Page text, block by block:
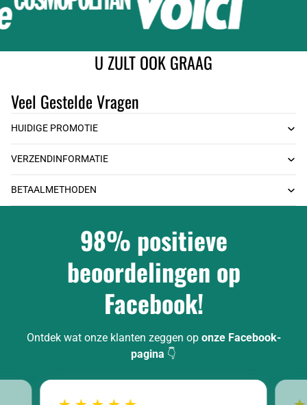
U ZULT OOK GRAAG
Veel Gestelde Vragen
HUIDIGE PROMOTIE
VERZENDINFORMATIE
BETAALMETHODEN
98% positieve
beoordelingen op
Facebook!
Ontdek wat onze klanten zeggen op onze Facebook-
pagina 👇